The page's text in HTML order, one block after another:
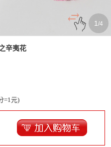
1 /4
辛夷花
=1元)